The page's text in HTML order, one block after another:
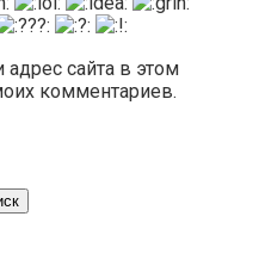
сайта в этом
комментариев.